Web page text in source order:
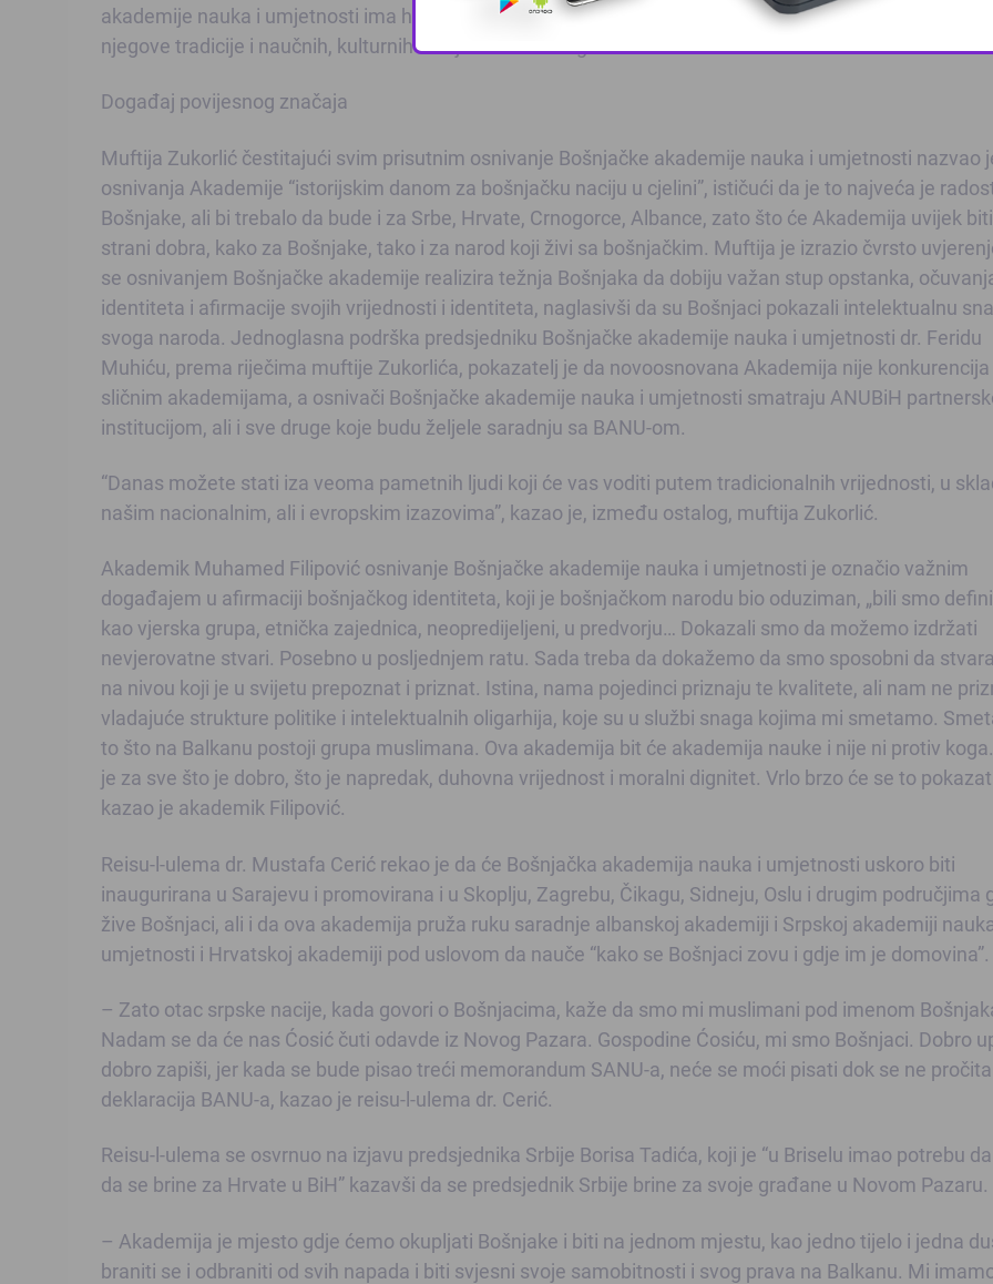
akademije nauka i umjetnosti ima historijski značaj u afirmaciji nacionalnog identiteta bošnjačkog
njegove tradicije i naučnih, kulturnih i umjetničkih dostignuća.
Događaj povijesnog značaja
Muftija Zukorlić čestitajući svim prisutnim osnivanje Bošnjačke akademije nauka i umjetnosti nazvao
osnivanja Akademije “istorijskim danom za bošnjačku naciju u cjelini”, ističući da je to najveća je
Bošnjake, ali bi trebalo da bude i za Srbe, Hrvate, Crnogorce, Albance, zato što će Akademija uvijek
strani dobra, kako za Bošnjake, tako i za narod koji živi sa bošnjačkim. Muftija je izrazio čvrsto
se osnivanjem Bošnjačke akademije realizira težnja Bošnjaka da dobiju važan stup opstanka,
identiteta i afirmacije svojih vrijednosti i identiteta, naglasivši da su Bošnjaci pokazali intelektualnu
svoga naroda. Jednoglasna podrška predsjedniku Bošnjačke akademije nauka i umjetnosti dr. Feridu
Muhiću, prema riječima muftije Zukorlića, pokazatelj je da novoosnovana Akademija nije konkurencija
sličnim akademijama, a osnivači Bošnjačke akademije nauka i umjetnosti smatraju ANUBiH
institucijom, ali i sve druge koje budu željele saradnju sa BANU-om.
“Danas možete stati iza veoma pametnih ljudi koji će vas voditi putem tradicionalnih vrijednosti, u
našim nacionalnim, ali i evropskim izazovima”, kazao je, između ostalog, muftija Zukorlić.
Akademik Muhamed Filipović osnivanje Bošnjačke akademije nauka i umjetnosti je označio važnim
događajem u afirmaciji bošnjačkog identiteta, koji je bošnjačkom narodu bio oduziman, „bili smo
kao vjerska grupa, etnička zajednica, ne­opredijeljeni, u predvorju… Dokazali smo da možemo izdržati
nevjerovatne stvari. Posebno u posljednjem ratu. Sada treba da dokažemo da smo sposobni da
na nivou koji je u svijetu prepoznat i priznat. Istina, nama pojedinci priznaju te kvalitete, ali nam ne
vladajuće strukture politike i intelektualnih oligarhija, koje su u službi snaga kojima mi smetamo.
to što na Balkanu postoji grupa muslimana. Ova akademija bit će akademija nauke i nije ni protiv
je za sve što je dobro, što je napredak, duhovna vrijednost i moralni dignitet. Vrlo brzo će se to
kazao je akademik Filipović.
Reisu-l-ulema dr. Mustafa Cerić rekao je da će Bošnjačka akademija nauka i umjetnosti uskoro biti
inaugurirana u Sarajevu i promovirana i u Skoplju, Zagrebu, Čikagu, Sidneju, Oslu i drugim područjima
žive Bošnjaci, ali i da ova akademija pruža ruku saradnje albanskoj akademiji i Srpskoj akademiji
umjetnosti i Hrvatskoj akademiji pod uslovom da nauče “kako se Bošnjaci zovu i gdje im je domovina”.
– Zato otac srpske nacije, kada govori o Bošnjacima, kaže da smo mi muslimani pod imenom
Nadam se da će nas Ćosić čuti odavde iz Novog Pazara. Gospodine Ćosiću, mi smo Bošnjaci. Dobro
dobro zapiši, jer kada se bude pisao treći memo­randum SANU-a, neće se moći pisati dok se ne
deklaracija BANU-a, kazao je reisu-l-ulema dr. Cerić.
Reisu-l-ulema se osvrnuo na izjavu predsjednika Srbije Borisa Tadića, koji je “u Briselu imao potrebu
da se brine za Hrvate u BiH” kazavši da se predsjednik Srbije brine za svoje građane u Novom Pazaru.
– Akademija je mjesto gdje ćemo okupljati Bošnjake i biti na jednom mjestu, kao jedno tijelo i je­dna
braniti se i odbraniti od svih napada i biti svjesni svoje samobitnosti i svog prava na Balkanu. Mi